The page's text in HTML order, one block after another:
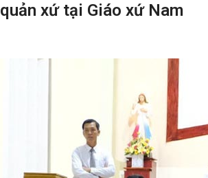
xứ tại Giáo xứ Nam